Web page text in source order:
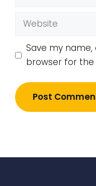
Website
Save my
browser for